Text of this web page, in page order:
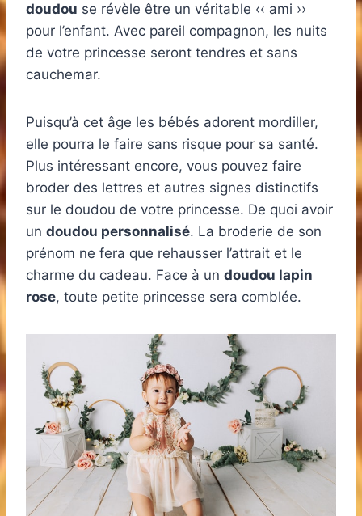
doudou se révèle être un véritable ‹‹ ami ››
pour l’enfant. Avec pareil compagnon, les nuits
de votre princesse seront tendres et sans
cauchemar.
Puisqu’à cet âge les bébés adorent mordiller,
elle pourra le faire sans risque pour sa santé.
Plus intéressant encore, vous pouvez faire
broder des lettres et autres signes distinctifs
sur le doudou de votre princesse. De quoi avoir
un doudou personnalisé. La broderie de son
prénom ne fera que rehausser l’attrait et le
charme du cadeau. Face à un doudou lapin
rose, toute petite princesse sera comblée.